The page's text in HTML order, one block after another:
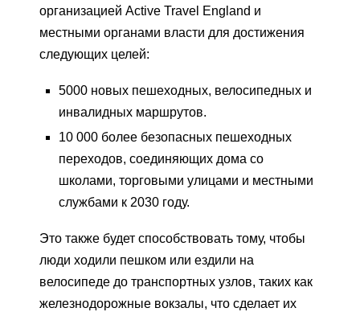
организацией Active Travel England и
местными органами власти для достижения
следующих целей:
5000 новых пешеходных, велосипедных и
инвалидных маршрутов.
10 000 более безопасных пешеходных
переходов, соединяющих дома со
школами, торговыми улицами и местными
службами к 2030 году.
Это также будет способствовать тому, чтобы
люди ходили пешком или ездили на
велосипеде до транспортных узлов, таких как
железнодорожные вокзалы, что сделает их